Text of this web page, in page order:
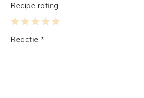
Recipe rating
4
3
2
1
Reactie*